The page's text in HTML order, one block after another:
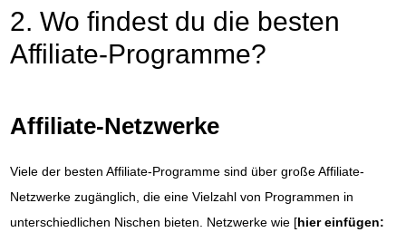
2. Wo findest du die besten
Affiliate-Programme?
Affiliate-Netzwerke
Viele der besten Affiliate-Programme sind über große Affiliate-
Netzwerke zugänglich, die eine Vielzahl von Programmen in
unterschiedlichen Nischen bieten. Netzwerke wie [hier einfügen: